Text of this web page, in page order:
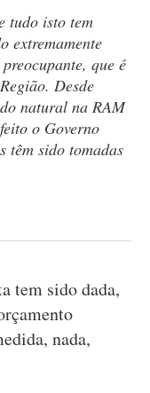
tudo isto tem
extremamente
que é
Desde
natural na RAM
o Governo
têm sido tomadas
tem sido dada,
nada,